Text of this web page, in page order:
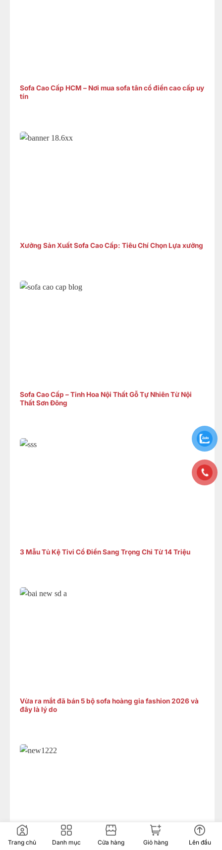
Sofa Cao Cấp HCM – Nơi mua sofa tân cổ điển cao cấp uy
tín
Xưởng Sản Xuất Sofa Cao Cấp: Tiêu Chí Chọn Lựa xưởng
Sofa Cao Cấp – Tinh Hoa Nội Thất Gỗ Tự Nhiên Từ Nội
Thất Sơn Đông
3 Mẫu Tủ Kệ Tivi Cổ Điển Sang Trọng Chỉ Từ 14 Triệu
Vừa ra mắt đã bán 5 bộ sofa hoàng gia fashion 2026 và
đây là lý do
Trang chủ Danh mục Cửa hàng Giỏ hàng Lên đầu